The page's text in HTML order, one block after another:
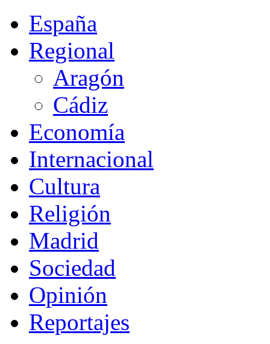
España
Regional
Aragón
Cádiz
Economía
Internacional
Cultura
Religión
Madrid
Sociedad
Opinión
Reportajes